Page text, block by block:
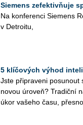
Siemens zefektivňuje
Na kon­fe­ren­ci Sie­mens
v De­t­ro­i­tu,
5 klíčových výhod
Jste při­pra­ve­ni po­su­nout
novou úroveň? Tra­dič­ní
úkor va­še­ho času,